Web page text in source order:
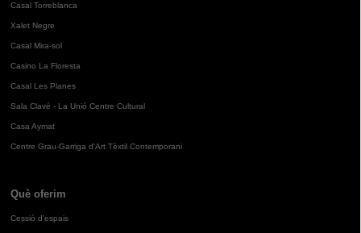
Casal Torreblanca
Xalet Negre
Casal Mira-sol
Casino La Floresta
Casal Les Planes
Sala Clavé - La Unió Centre Cultural
Casa Aymat
Centre Grau-Garriga d'Art Tèxtil Contemporani
Què oferim
Cessió d'espais